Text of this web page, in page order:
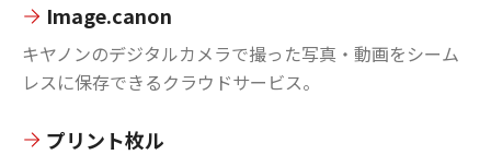
Image.canon
キヤノンのデジタルカメラで撮った写真・動画をシーム
レスに保存できるクラウドサービス。
プリント枚ル